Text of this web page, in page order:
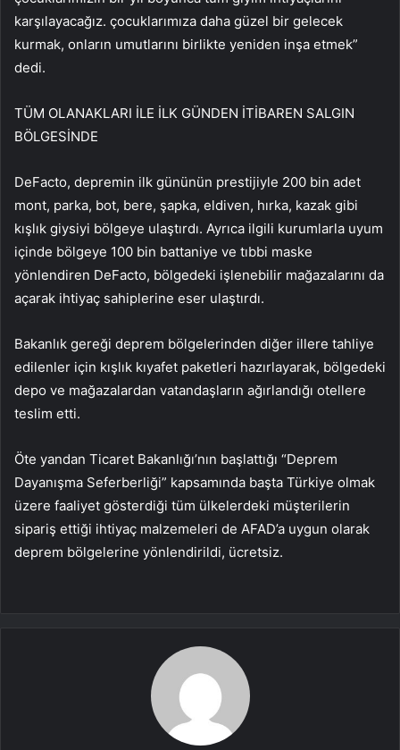
karşılayacağız. çocuklarımıza daha güzel bir gelecek
kurmak, onların umutlarını birlikte yeniden inşa etmek”
dedi.
TÜM OLANAKLARI İLE İLK GÜNDEN İTİBAREN SALGIN
BÖLGESİNDE
DeFacto, depremin ilk gününün prestijiyle 200 bin adet
mont, parka, bot, bere, şapka, eldiven, hırka, kazak gibi
kışlık giysiyi bölgeye ulaştırdı. Ayrıca ilgili kurumlarla uyum
içinde bölgeye 100 bin battaniye ve tıbbi maske
yönlendiren DeFacto, bölgedeki işlenebilir mağazalarını da
açarak ihtiyaç sahiplerine eser ulaştırdı.
Bakanlık gereği deprem bölgelerinden diğer illere tahliye
edilenler için kışlık kıyafet paketleri hazırlayarak, bölgedeki
depo ve mağazalardan vatandaşların ağırlandığı otellere
teslim etti.
Öte yandan Ticaret Bakanlığı’nın başlattığı “Deprem
Dayanışma Seferberliği” kapsamında başta Türkiye olmak
üzere faaliyet gösterdiği tüm ülkelerdeki müşterilerin
sipariş ettiği ihtiyaç malzemeleri de AFAD’a uygun olarak
deprem bölgelerine yönlendirildi, ücretsiz.